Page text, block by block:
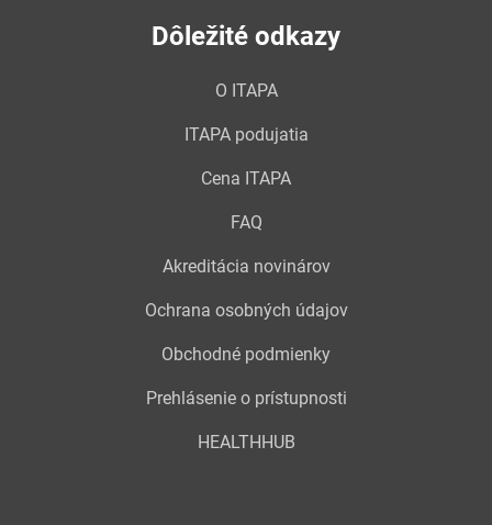
Dôležité odkazy
O ITAPA
ITAPA podujatia
Cena ITAPA
FAQ
Akreditácia novinárov
Ochrana osobných údajov
Obchodné podmienky
Prehlásenie o prístupnosti
HEALTHHUB